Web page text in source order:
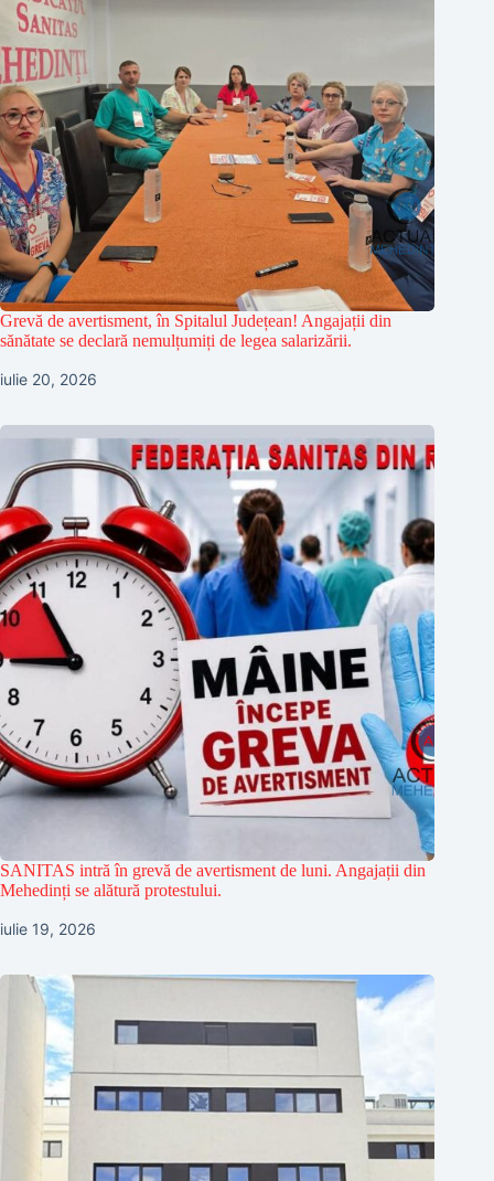
Grevă de avertisment, în Spitalul Județean! Angajații din
sănătate se declară nemulțumiți de legea salarizării.
iulie 20, 2026
SANITAS intră în grevă de avertisment de luni. Angajații din
Mehedinți se alătură protestului.
iulie 19, 2026